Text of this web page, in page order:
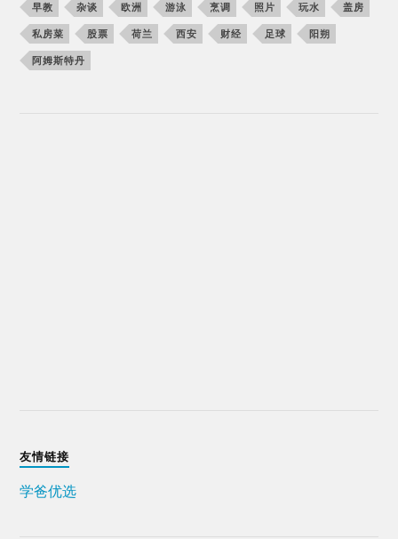
早教 杂谈 欧洲 游泳 烹调 照片 玩水 盖房
私房菜 股票 荷兰 西安 财经 足球 阳朔
阿姆斯特丹
友情链接
学爸优选